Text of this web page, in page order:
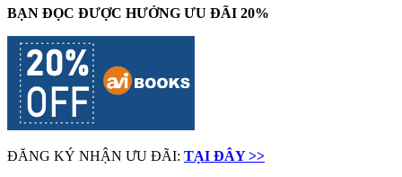
BẠN ĐỌC ĐƯỢC HƯỞNG ƯU ĐÃI 20%
ĐĂNG KÝ NHẬN ƯU ĐÃI: TẠI ĐÂY >>